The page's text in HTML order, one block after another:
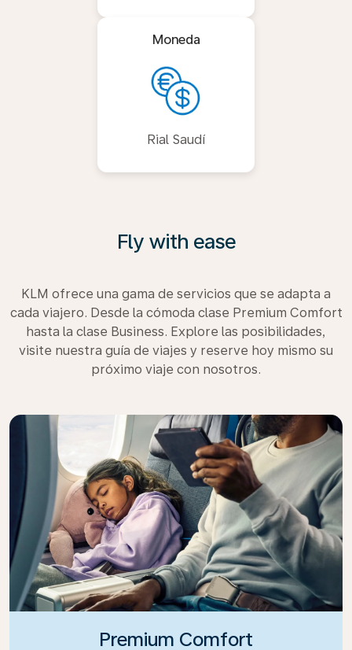
Moneda
Rial Saudí
Fly with ease
KLM ofrece una gama de servicios que se adapta a
cada viajero. Desde la cómoda clase Premium Comfort
hasta la clase Business. Explore las posibilidades,
visite nuestra guía de viajes y reserve hoy mismo su
próximo viaje con nosotros.
Premium Comfort